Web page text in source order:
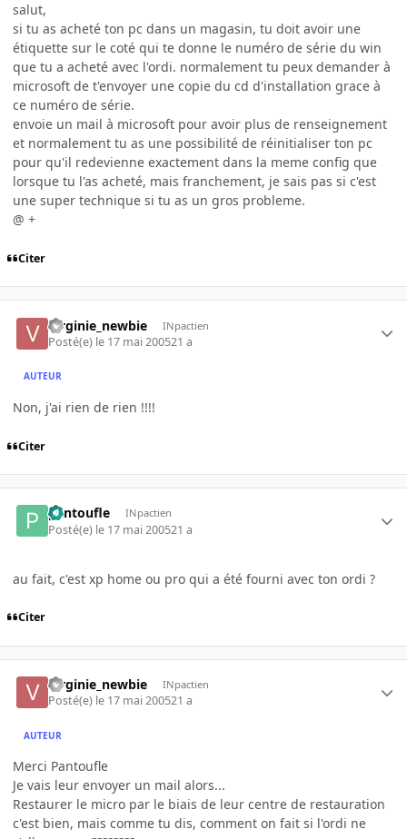
salut,
si tu as acheté ton pc dans un magasin, tu doit avoir une
étiquette sur le coté qui te donne le numéro de série du win
que tu a acheté avec l'ordi. normalement tu peux demander à
microsoft de t'envoyer une copie du cd d'installation grace à
ce numéro de série.
envoie un mail à microsoft pour avoir plus de renseignement
et normalement tu as une possibilité de réinitialiser ton pc
pour qu'il redevienne exactement dans la meme config que
lorsque tu l'as acheté, mais franchement, je sais pas si c'est
une super technique si tu as un gros probleme.
@ +
Citer
Virginie_newbie INpactien
Posté(e) le 17 mai 200521 a
AUTEUR
Non, j'ai rien de rien !!!!
Citer
pantoufle INpactien
Posté(e) le 17 mai 200521 a
au fait, c'est xp home ou pro qui a été fourni avec ton ordi ?
Citer
Virginie_newbie INpactien
Posté(e) le 17 mai 200521 a
AUTEUR
Merci Pantoufle
Je vais leur envoyer un mail alors...
Restaurer le micro par le biais de leur centre de restauration
c'est bien, mais comme tu dis, comment on fait si l'ordi ne